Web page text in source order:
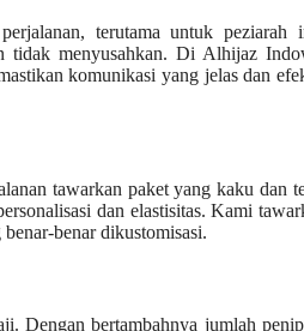
terutama untuk peziarah
tidak menyusahkan. Di Alhijaz
komunikasi yang jelas dan
tawarkan paket yang kaku dan
dan elastisitas. Kami
benar dikustomisasi.
Dengan bertambahnya jumlah